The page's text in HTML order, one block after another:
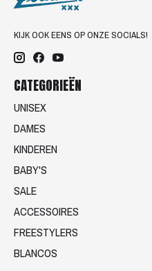
KIJK OOK EENS OP ONZE SOCIALS!
CATEGORIEËN
UNISEX
DAMES
KINDEREN
BABY'S
SALE
ACCESSOIRES
FREESTYLERS
BLANCOS